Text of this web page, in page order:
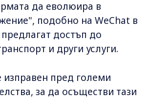
да еволюира в
подобно на WeChat в
достъп до
и други услуги.
изправен пред големи
за да осъществи тази